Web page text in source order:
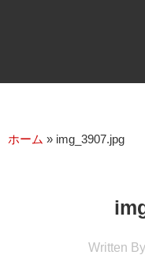
ホーム » img_3907.jpg
Written By